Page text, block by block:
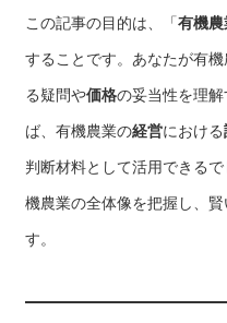
この記事の目的は、「有機農
することです。あなたが有
る疑問や価格の妥当性を理解
ば、有機農業の経営における
判断材料として活用できる
機農業の全体像を把握し、
す。